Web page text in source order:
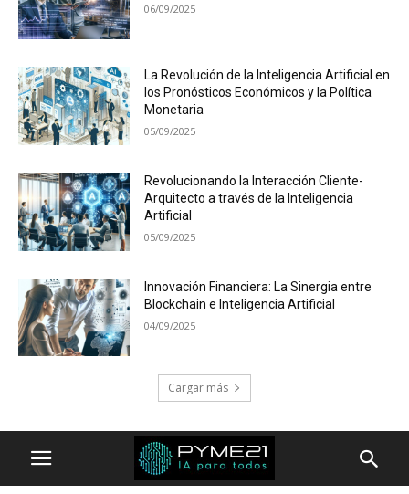
06/09/2025
La Revolución de la Inteligencia Artificial en
los Pronósticos Económicos y la Política
Monetaria
05/09/2025
Revolucionando la Interacción Cliente-
Arquitecto a través de la Inteligencia
Artificial
05/09/2025
Innovación Financiera: La Sinergia entre
Blockchain e Inteligencia Artificial
04/09/2025
Cargar más